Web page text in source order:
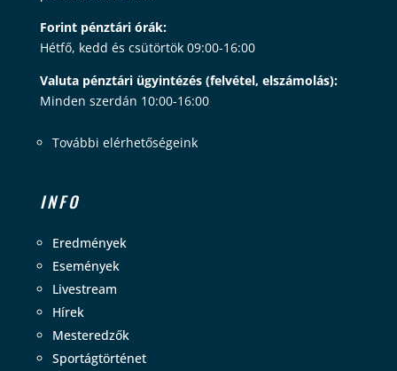
Forint pénztári órák:
Hétfő, kedd és csütörtök 09:00-16:00
Valuta pénztári ügyintézés (felvétel, elszámolás):
Minden szerdán 10:00-16:00
További elérhetőségeink
INFO
Eredmények
Események
Livestream
Hírek
Mesteredzők
Sportágtörténet